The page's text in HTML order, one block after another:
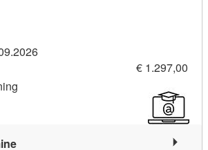
€ 1.297,00